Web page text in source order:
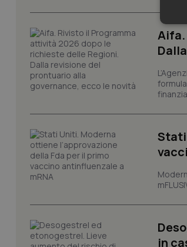
Aifa.
Stati
in